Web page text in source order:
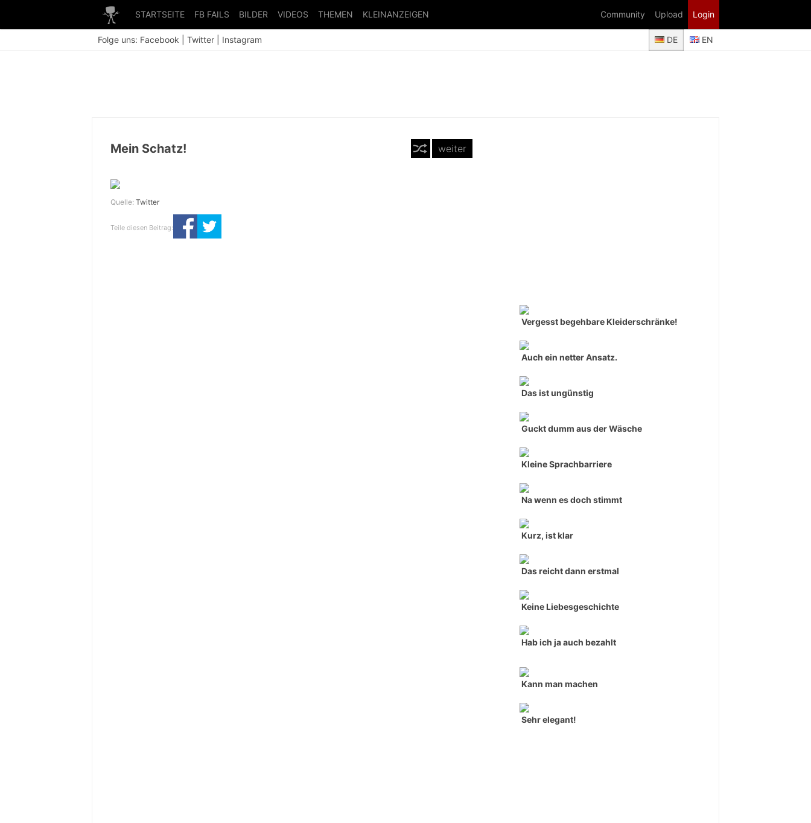
STARTSEITE FB FAILS BILDER VIDEOS THEMEN KLEINANZEIGEN Login
Upload
Community
Folge uns: Facebook Twitter Instagram DE EN
weiter
Mein Schatz!
Quelle: Twitter
Teile diesen Beitrag:
Vergesst begehbare Kleiderschränke!
Auch ein netter Ansatz.
Das ist ungünstig
Guckt dumm aus der Wäsche
Kleine Sprachbarriere
Na wenn es doch stimmt
Kurz, ist klar
Das reicht dann erstmal
Keine Liebesgeschichte
Hab ich ja auch bezahlt
Kann man machen
Sehr elegant!